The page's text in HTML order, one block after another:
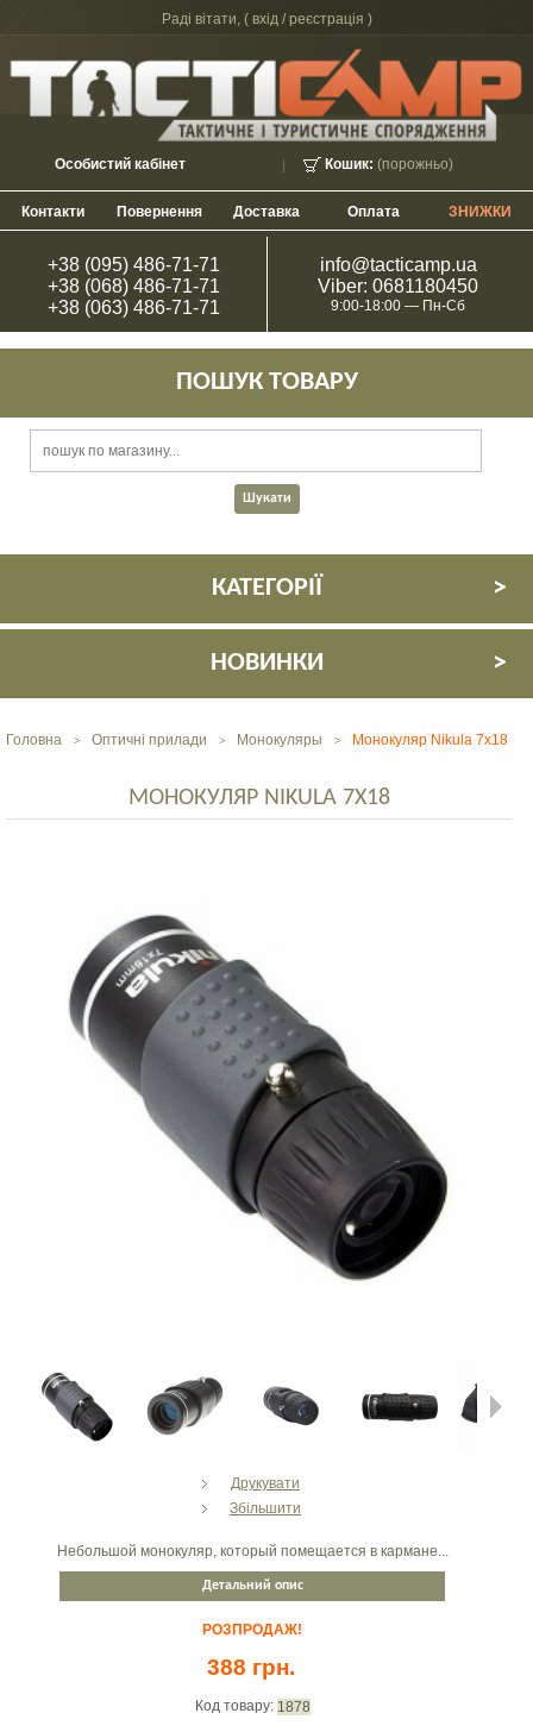
Раді вітати, ( вхід / реєстрація )
Кошик: (порожньо)
Особистий кабінет
Контакти Повернення Доставка Оплата ЗНИЖКИ
+38 (095) 486-71-71
+38 (068) 486-71-71
+38 (063) 486-71-71
info@tacticamp.ua
Viber: 0681180450
9:00-18:00 — Пн-Сб
ПОШУК ТОВАРУ
КАТЕГОРІЇ
НОВИНКИ
Головна > Оптичні прилади > Монокуляры > Монокуляр Nikula 7x18
МОНОКУЛЯР NIKULA 7X18
Друкувати
Збільшити
Небольшой монокуляр, который помещается в кармане...
Детальний опис
РОЗПРОДАЖ!
388 грн.
Код товару: 1878